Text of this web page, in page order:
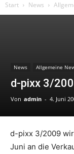
Start News
News Allgemeine
d-pixx 3/
Von admin - 4. Juni
d-pixx 3/2009
Juni an die